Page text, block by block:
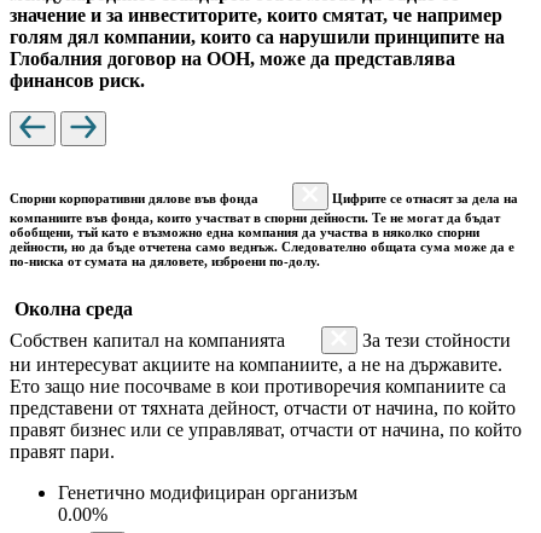
значение и за инвеститорите, които смятат, че например
голям дял компании, които са нарушили принципите на
Глобалния договор на ООН, може да представлява
финансов риск.
Спорни корпоративни дялове във фонда
Цифрите се отнасят за дела на
компаниите във фонда, които участват в спорни дейности. Те не могат да бъдат
обобщени, тъй като е възможно една компания да участва в няколко спорни
дейности, но да бъде отчетена само веднъж. Следователно общата сума може да е
по-ниска от сумата на дяловете, изброени по-долу.
Околна среда
Собствен капитал на компанията
За тези стойности
ни интересуват акциите на компаниите, а не на държавите.
Ето защо ние посочваме в кои противоречия компаниите са
представени от тяхната дейност, отчасти от начина, по който
правят бизнес или се управляват, отчасти от начина, по който
правят пари.
Генетично модифициран организъм
0.00%